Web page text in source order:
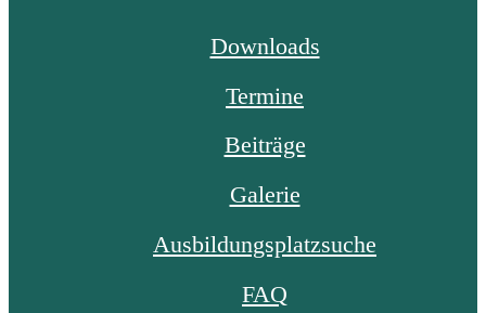
Downloads
Termine
Beiträge
Galerie
Ausbildungsplatzsuche
FAQ